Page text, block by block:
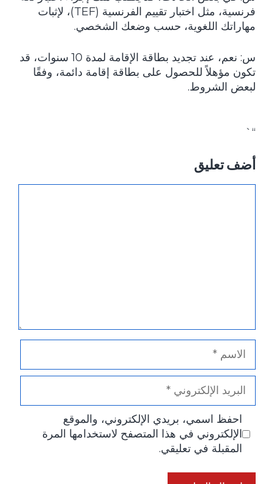
فرنسية، مثل اختبار تقييم الفرنسية (TEF)، لإثبات
مهاراتك اللغوية، حسب وضعك الشخصي.
س: نعم، عند تجديد بطاقة الإقامة لمدة 10 سنوات، قد
تكون مؤهلاً للحصول على بطاقة إقامة دائمة، وفقًا
لبعض الشروط.
“`
أضف تعليق
الاسم
البريد
الإلكتروني
احفظ اسمي، بريدي الإلكتروني، والموقع
الإلكتروني في هذا المتصفح لاستخدامها المرة
المقبلة في تعليقي.